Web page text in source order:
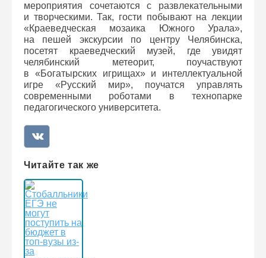
мероприятия сочетаются с развлекательными
и творческими. Так, гости побывают на лекции
«Краеведческая мозаика Южного Урала»,
на пешей экскурсии по центру Челябинска,
посетят краеведческий музей, где увидят
челябинский метеорит, поучаствуют
в «Богатырских игрищах» и интеллектуальной
игре «Русский мир», поучатся управлять
современными роботами в технопарке
педагогического университета.
Читайте так же